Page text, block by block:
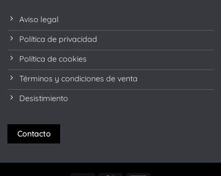
Aviso legal
Política de privacidad
Política de cookies
Términos y condiciones de venta
Desistimiento
Contacto